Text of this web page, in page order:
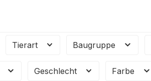
Tierart Baugruppe
Geschlecht Farbe